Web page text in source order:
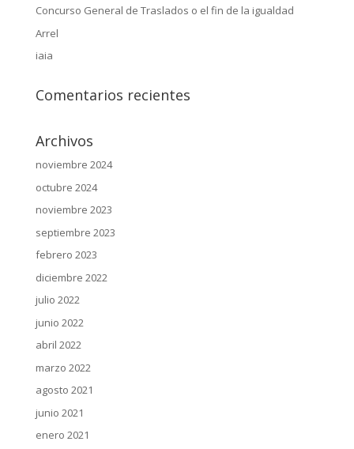
Concurso General de Traslados o el fin de la igualdad
Arrel
iaia
Comentarios recientes
Archivos
noviembre 2024
octubre 2024
noviembre 2023
septiembre 2023
febrero 2023
diciembre 2022
julio 2022
junio 2022
abril 2022
marzo 2022
agosto 2021
junio 2021
enero 2021